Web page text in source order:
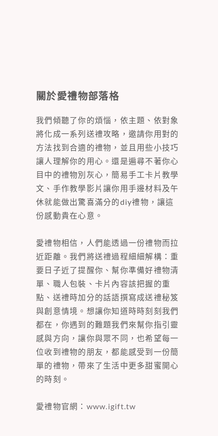
關於愛禮物部落格
我們傾聽了你的煩惱，依主題、依對象
將化成一系列送禮攻略，邀請你用對的
方法找到合適的禮物，並且用些小技巧
讓人理解你的用心。還是遍尋不著你心
目中的禮物別灰心，簡易手工卡片教學
文、手作教學影片讓你用手邊材料及午
休就能做出驚喜滿分的diy禮物，讓這
份感動貴在心意。
愛禮物相信，人們能透過一份禮物而拉
近距離。我們將送禮過程細細解構：重
要日子近了提醒你、幫你準備好禮物清
單、職人包裝、卡片內容該把握的重
點、送禮時加分的話語撰寫成送禮秘笈
與創意情境。想讓你知道時時刻刻我們
都在，你遇到的難題我們來幫你指引靈
感與方向，讓你與眾不同，也希望每一
位收到禮物的朋友，都能感受到一份簡
單的禮物，帶來了生活中更多甜蜜開心
的時刻。
愛禮物官網： www.igift.tw